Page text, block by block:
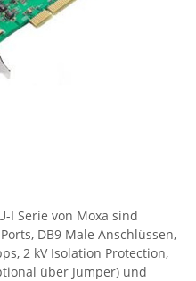
& WLAN
I Serie von Moxa sind
DB9 Male Anschlüssen,
2 kV Isolation Protection,
über Jumper) und